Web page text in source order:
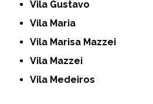
Vila Gustavo
Vila Maria
Vila Marisa Mazzei
Vila Mazzei
Vila Medeiros